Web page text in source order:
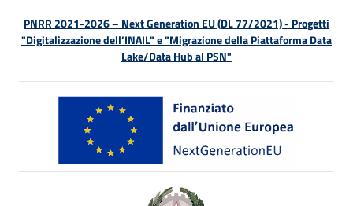
PNRR 2021-2026 – Next Generation EU (DL 77/2021) - Progetti
"Digitalizzazione dell’INAIL" e "Migrazione della Piattaforma Data
Lake/Data Hub al PSN"